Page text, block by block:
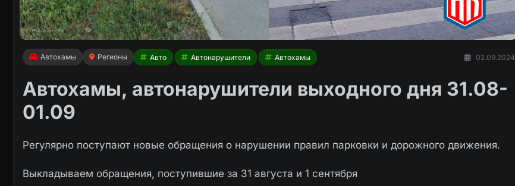
Автохамы Регионы Авто Автонарушители Автохамы 02.09.2024
Автохамы, автонарушители выходного дня 31.08-
01.09
Регулярно поступают новые обращения о нарушении правил парковки и дорожного движения.
Выкладываем обращения, поступившие за 31 августа и 1 сентября